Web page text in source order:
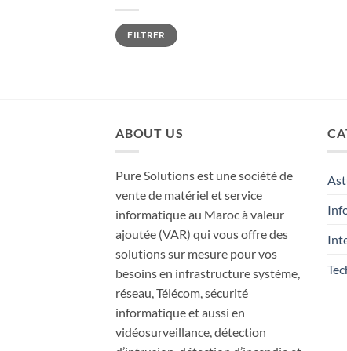
Prix
min
Prix
maxFILTRER
ABOUT US
Pure Solutions est une société de
vente de matériel et service
informatique au Maroc à valeur
ajoutée (VAR) qui vous offre des
solutions sur mesure pour vos
besoins en infrastructure système,
réseau, Télécom, sécurité
informatique et aussi en
vidéosurveillance, détection